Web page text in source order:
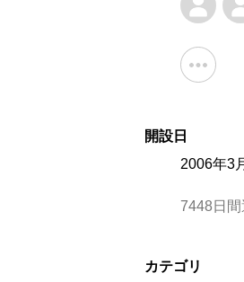
開設日
2006年3
7448日間
カテゴリ